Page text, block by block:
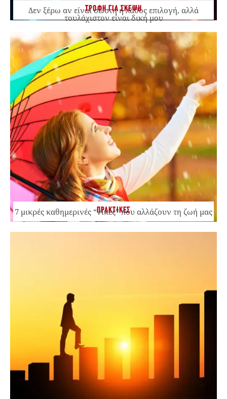
ΤΡΟΦΗ ΓΙΑ ΣΚΕΨΗ
Δεν ξέρω αν είναι σωστή ή λάθος επιλογή, αλλά
τουλάχιστον είναι δική μου
ΠΡΑΚΤΙΚΕΣ
7 μικρές καθημερινές “νίκες” που αλλάζουν τη ζωή μας